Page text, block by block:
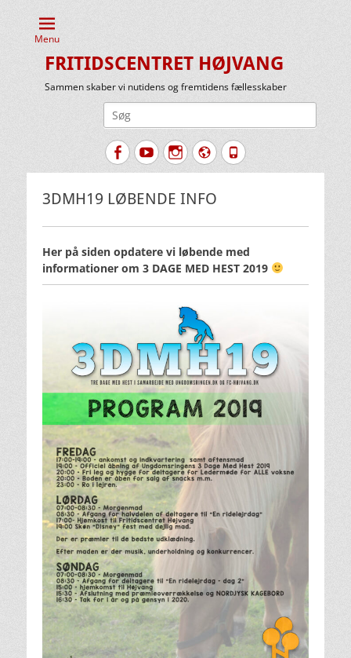
Menu
FRITIDSCENTRET HØJVANG
Sammen skaber vi nutidens og fremtidens fællesskaber
FacebookYouTubeInstagram
Website
Tlf.
3DMH19 LØBENDE INFO
Her på siden opdatere vi løbende med
informationer om 3 DAGE MED HEST 2019